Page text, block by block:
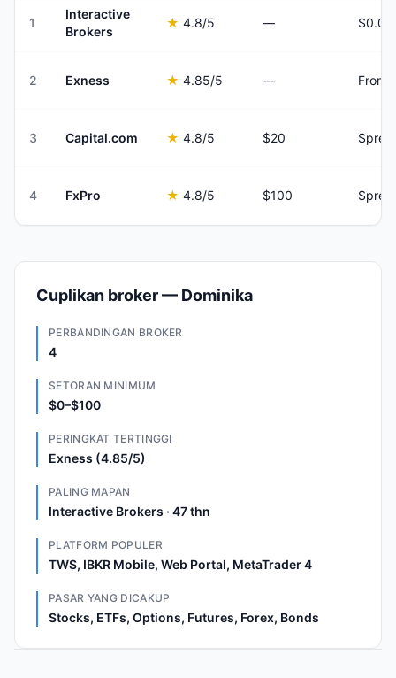
1
Interactive
Brokers
★ 4.8/5 —
2 Exness ★ 4.85/5 — From
3 Capital.com ★ 4.8/5 $20
4 FxPro ★ 4.8/5 $100
Cuplikan broker — Dominika
PERBANDINGAN BROKER
4
SETORAN MINIMUM
$0–$100
PERINGKAT TERTINGGI
Exness (4.85/5)
PALING MAPAN
Interactive Brokers · 47 thn
PLATFORM POPULER
TWS, IBKR Mobile, Web Portal, MetaTrader 4
PASAR YANG DICAKUP
Stocks, ETFs, Options, Futures, Forex, Bonds